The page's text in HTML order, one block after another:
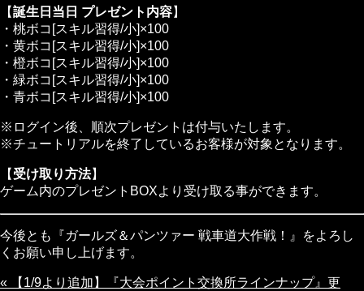
【誕生日当日 プレゼント内容】
・桃ボコ[スキル習得/小]×100
・黄ボコ[スキル習得/小]×100
・橙ボコ[スキル習得/小]×100
・緑ボコ[スキル習得/小]×100
・青ボコ[スキル習得/小]×100
※ログイン後、順次プレゼントは付与いたします。
※チュートリアルを終了しているお客様が対象となります。
【 受け取り方法】
ゲーム内のプレゼントBOXより受け取る事ができます。
今後とも『ガールズ＆パンツァー 戦車道大作戦！』をよろし
くお願い申し上げます。
« 【1/9より追加】『大会ポイント交換所ラインナップ』更